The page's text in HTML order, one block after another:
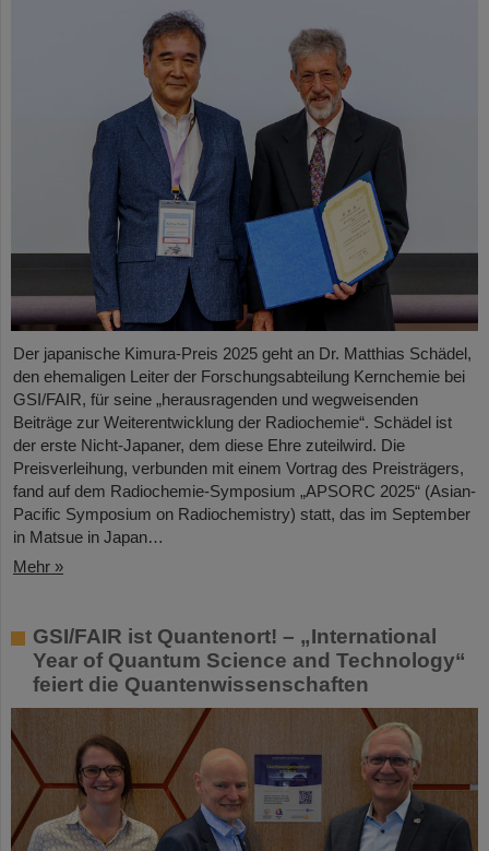
Der japanische Kimura-Preis 2025 geht an Dr. Matthias Schädel,
den ehemaligen Leiter der Forschungsabteilung Kernchemie bei
GSI/FAIR, für seine „herausragenden und wegweisenden
Beiträge zur Weiterentwicklung der Radiochemie“. Schädel ist
der erste Nicht-Japaner, dem diese Ehre zuteilwird. Die
Preisverleihung, verbunden mit einem Vortrag des Preisträgers,
fand auf dem Radiochemie-Symposium „APSORC 2025“ (Asian-
Pacific Symposium on Radiochemistry) statt, das im September
in Matsue in Japan…
Mehr »
GSI/FAIR ist Quantenort! – „International
Year of Quantum Science and Technology“
feiert die Quantenwissenschaften